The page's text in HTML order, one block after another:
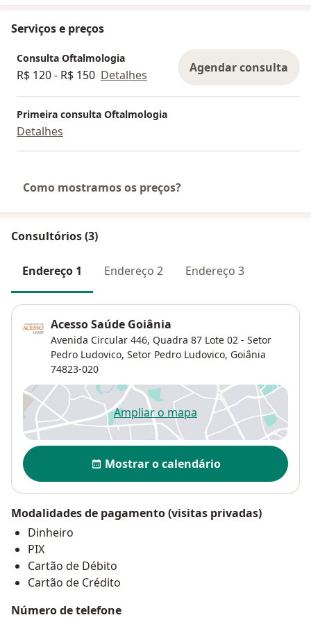
Serviços e preços
Consulta Oftalmologia
R$ 120 - R$ 150 Detalhes Agendar consulta
Primeira consulta Oftalmologia
Detalhes
Como mostramos os preços?
Consultórios (3)
Endereço 1 Endereço 2 Endereço 3
Acesso Saúde Goiânia
Avenida Circular 446, Quadra 87 Lote 02 - Setor
Pedro Ludovico, Setor Pedro Ludovico, Goiânia
74823-020
Ampliar o mapaabre num novo separador
Disponibilidade
Mostrar o calendário
Modalidades de pagamento (visitas privadas)
Dinheiro
PIX
Cartão de Débito
Cartão de Crédito
Número de telefone